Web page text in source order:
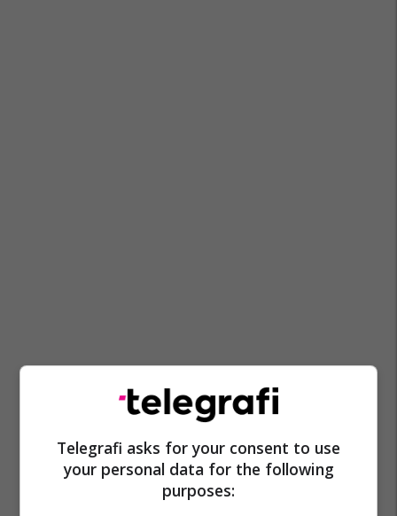
Telegrafi asks for your consent to use
your personal data for the following
purposes: